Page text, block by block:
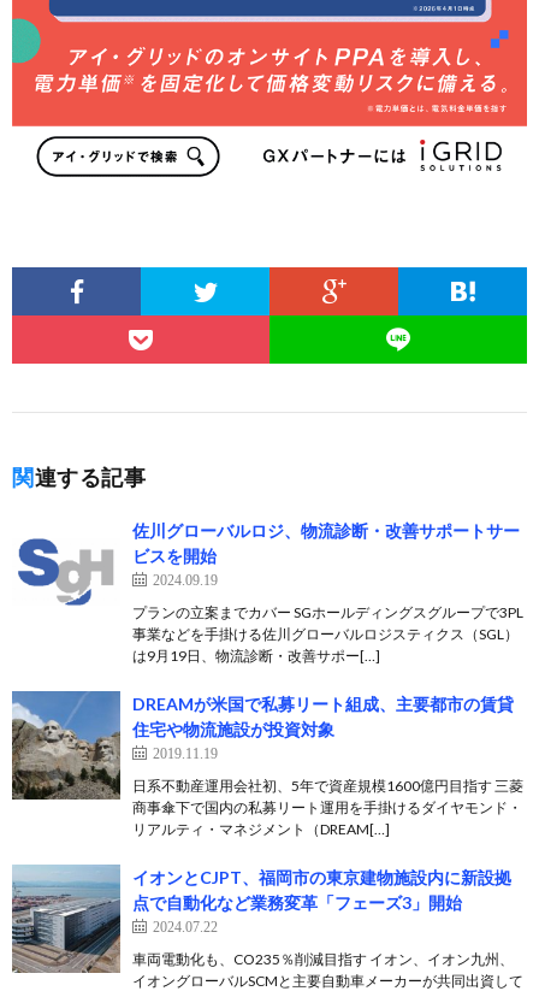
関連する記事
佐川グローバルロジ、物流診断・改善サポートサー
ビスを開始
2024.09.19
プランの立案までカバー SGホールディングスグループで3PL
事業などを手掛ける佐川グローバルロジスティクス（SGL）
は9月19日、物流診断・改善サポー[…]
DREAMが米国で私募リート組成、主要都市の賃貸
住宅や物流施設が投資対象
2019.11.19
日系不動産運用会社初、5年で資産規模1600億円目指す 三菱
商事傘下で国内の私募リート運用を手掛けるダイヤモンド・
リアルティ・マネジメント（DREAM[…]
イオンとCJPT、福岡市の東京建物施設内に新設拠
点で自動化など業務変革「フェーズ3」開始
2024.07.22
車両電動化も、CO235％削減目指す イオン、イオン九州、
イオングローバルSCMと主要自動車メーカーが共同出資して